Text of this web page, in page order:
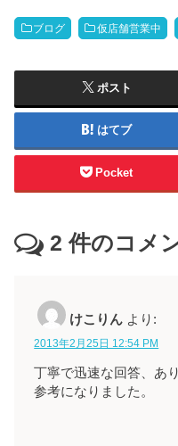
ブログ 仮店舗営業中
ポスト
はてブ
Pocket
2 件のコメ
けこりん より:
2013年2月25日 12:54 PM
丁寧で迅速な回答、あ
参考になりました。